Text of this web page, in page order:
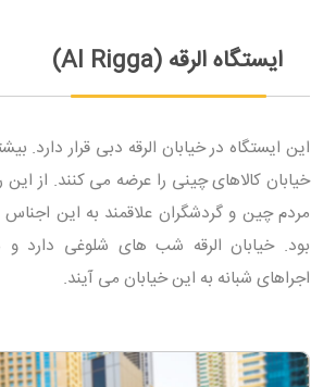
ایستگاه الرقه (Al Rigga)
این ایستگاه در خیابان الرقه دبی قرار دارد.
خیابان کالاهای چینی را عرضه می کنند. از این
مردم چین و گردشگران علاقمند به این
بود. خیابان الرقه شب های شلوغی دارد و
اجراهای شبانه به این خیابان می آیند.